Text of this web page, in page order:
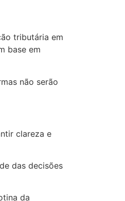
tributária em
base em
não serão
clareza e
das decisões
da